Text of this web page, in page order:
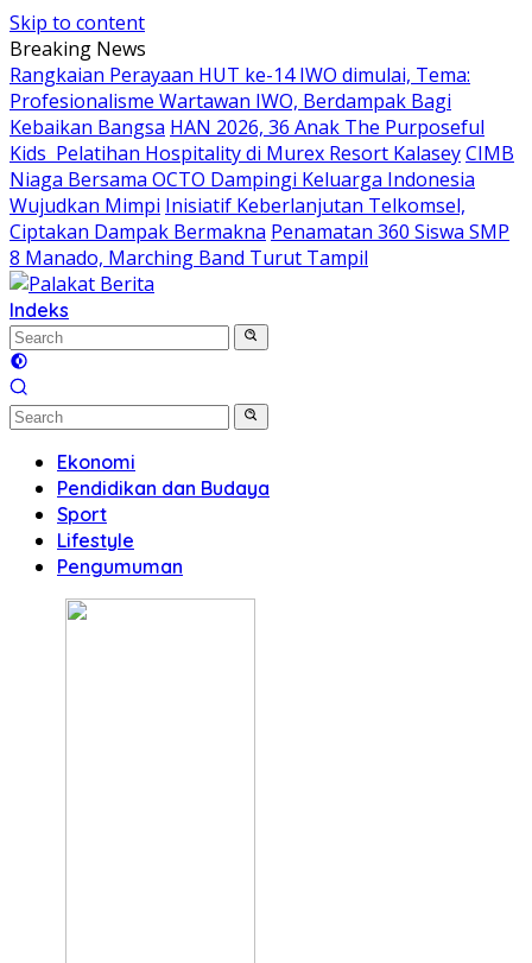
Skip to content
Breaking News
Rangkaian Perayaan HUT ke-14 IWO dimulai, Tema:
Profesionalisme Wartawan IWO, Berdampak Bagi
Kebaikan Bangsa HAN 2026, 36 Anak The Purposeful
Kids Pelatihan Hospitality di Murex Resort KalaseyCIMB
Niaga Bersama OCTO Dampingi Keluarga Indonesia
Wujudkan Mimpi Inisiatif Keberlanjutan Telkomsel,
Ciptakan Dampak Bermakna Penamatan 360 Siswa SMP
8 Manado, Marching Band Turut Tampil
Indeks
Ekonomi
Pendidikan dan Budaya
Sport
Lifestyle
Pengumuman